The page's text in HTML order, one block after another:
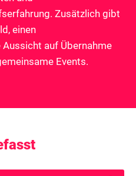
Zusätzlich gibt
einen
auf Übernahme
Events.